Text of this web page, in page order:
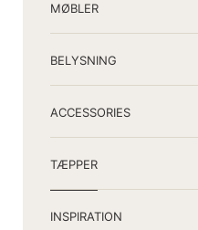
MØBLER
BELYSNING
ACCESSORIES
TÆPPER
INSPIRATION